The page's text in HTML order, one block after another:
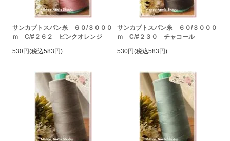
サンカブトスパン糸 ６０/３０００
ｍ C/#２６２ ピンクオレンジ
530円(税込583円)
サンカブトスパン糸 ６０/３０００
ｍ C/#２３０ チャコール
530円(税込583円)